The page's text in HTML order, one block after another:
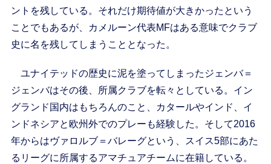
ントを残している。それだけ期待値が大きかったという
ことでもあるが、カメルーン代表MFはある意味でクラブ
史に名を残してしまうこととなった。
ユナイテッドの歴史に泥を塗ってしまったジェンバ＝
ジェンバはその後、所属クラブを転々としている。イン
グランド国内はもちろんのこと、カタールやインド、イ
ンドネシアと欧州外でのプレーも経験した。そして2016
年からはヴァロルブ＝バレーグという、スイス5部にあた
るリーグに所属するアマチュアチームに在籍している。